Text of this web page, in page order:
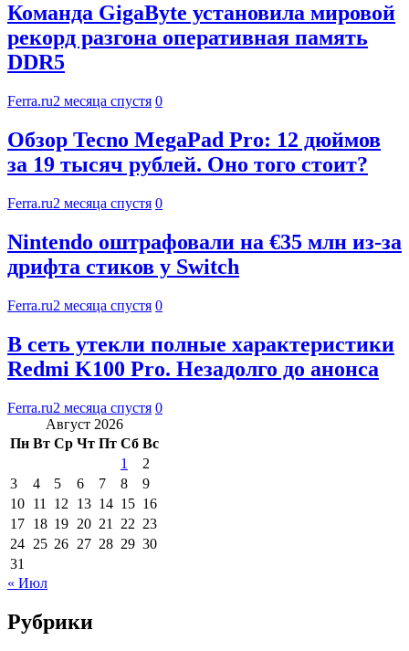
Команда GigaByte установила мировой
рекорд разгона оперативная память
DDR5
Ferra.ru2 месяца спустя 0
Обзор Tecno MegaPad Pro: 12 дюймов
за 19 тысяч рублей. Оно того стоит?
Ferra.ru2 месяца спустя 0
Nintendo оштрафовали на €35 млн из-за
дрифта стиков у Switch
Ferra.ru2 месяца спустя 0
В сеть утекли полные характеристики
Redmi K100 Pro. Незадолго до анонса
Ferra.ru2 месяца спустя 0
Август 2026
Пн Вт Ср Чт Пт Сб Вс
1
2
3
4 5 6 7 8
9
10 11 12 13 14 15 16
17 18 19 20 21 22 23
24 25 26 27 28 29 30
31
« Июл
Рубрики